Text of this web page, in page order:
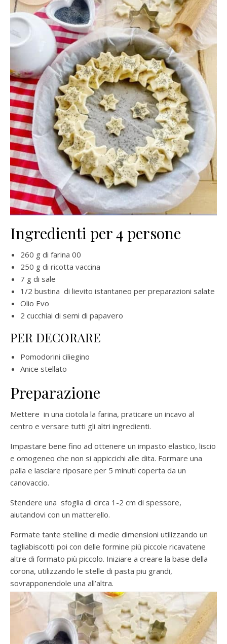
Ingredienti per 4 persone
260 g di farina 00
250 g di ricotta vaccina
7 g di sale
1/2 bustina di lievito istantaneo per preparazioni salate
Olio Evo
2 cucchiai di semi di papavero
PER DECORARE
Pomodorini ciliegino
Anice stellato
Preparazione
Mettere in una ciotola la farina, praticare un incavo al
centro e versare tutti gli altri ingredienti.
Impastare bene fino ad ottenere un impasto elastico, liscio
e omogeneo che non si appiccichi alle dita. Formare una
palla e lasciare riposare per 5 minuti coperta da un
canovaccio.
Stendere una sfoglia di circa 1-2 cm di spessore,
aiutandovi con un matterello.
Formate tante stelline di medie dimensioni utilizzando un
tagliabiscotti poi con delle formine più piccole ricavatene
altre di formato più piccolo. Iniziare a creare la base della
corona, utilizzando le stelle di pasta piu grandi,
sovrapponendole una all’altra.